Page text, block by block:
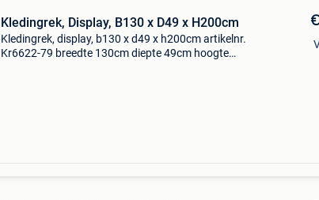
Kledingrek, Display, B130 x D49 x H200cm
Kledingrek, display, b130 x d49 x h200cm artikelnr.
Kr6622-79 breedte 130cm diepte 49cm hoogte